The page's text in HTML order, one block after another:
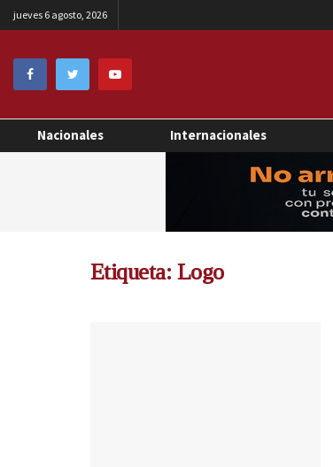
jueves 6 agosto, 2026
Nacionales Internacionales
Etiqueta: Logo